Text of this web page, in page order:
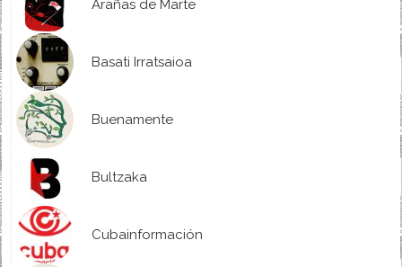
Arañas de Marte
Basati Irratsaioa
Buenamente
Bultzaka
Cubainformación